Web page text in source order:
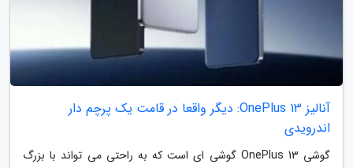
آنالیز OnePlus 13: دیگر واقعا در قامت یک پرچم دار
اندرویدی
گوشی OnePlus 13 گوشی ای است که به راحتی می تواند با بزرگ